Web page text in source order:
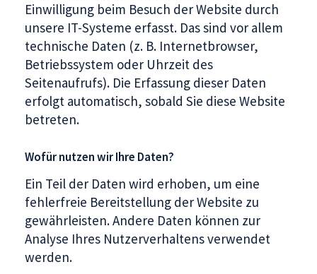
Einwilligung beim Besuch der Website durch
unsere IT-Systeme erfasst. Das sind vor allem
technische Daten (z. B. Internetbrowser,
Betriebssystem oder Uhrzeit des
Seitenaufrufs). Die Erfassung dieser Daten
erfolgt automatisch, sobald Sie diese Website
betreten.
Wofür nutzen wir Ihre Daten?
Ein Teil der Daten wird erhoben, um eine
fehlerfreie Bereitstellung der Website zu
gewährleisten. Andere Daten können zur
Analyse Ihres Nutzerverhaltens verwendet
werden.